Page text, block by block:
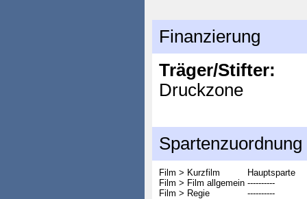
Finanzierung
Träger/Stifter:
Druckzone
Spartenzuordnung
Film > Kurzfilm
Hauptsparte
Film > Film allgemein ----------
Film > Regie
----------